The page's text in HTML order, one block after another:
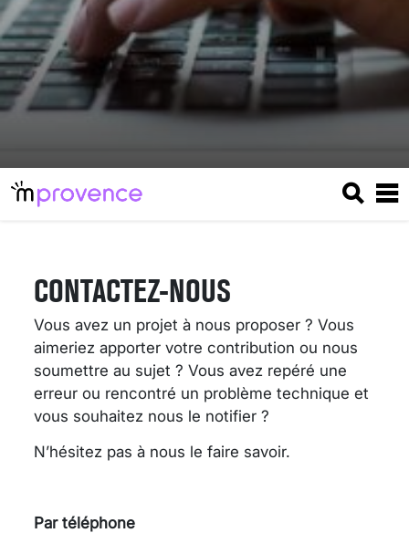
CONTACTEZ-NOUS
Vous avez un projet à nous proposer ? Vous
aimeriez apporter votre contribution ou nous
soumettre au sujet ? Vous avez repéré une
erreur ou rencontré un problème technique et
vous souhaitez nous le notifier ?
N’hésitez pas à nous le faire savoir.
Par téléphone